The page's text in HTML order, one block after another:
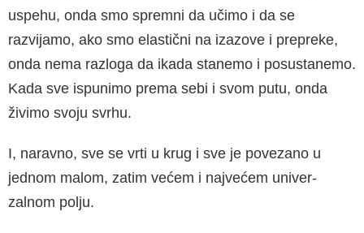
uspehu, onda smo spremni da učimo i da se
razvijamo, ako smo elastični na izazove i prepreke,
onda nema razloga da ikada stanemo i posustanemo.
Kada sve ispunimo pre­ma sebi i svom putu, onda
živimo svoju svrhu.
I, naravno, sve se vrti u krug i sve je povezano u
jednom malom, zatim većem i najvećem univer­
zalnom polju.